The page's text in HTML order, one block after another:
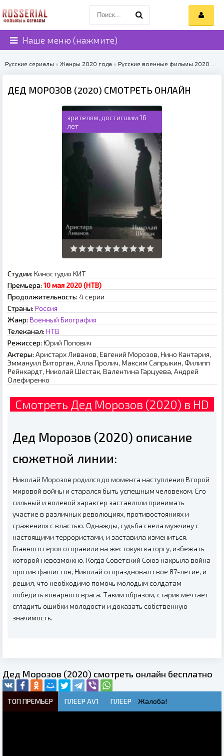
Наше меню (нажмите)
Русские сериалы » Жанры 2020 года » Русские военные фильмы 2020
ДЕД МОРОЗОВ (2020) СМОТРЕТЬ ОНЛАЙН
зрителям, достигшим 16
лет
Студии: Киностудия КИТ
Премьера: 10 мая 2020 (НТВ)
Продолжительность: 4 серии
Страны: Россия
Жанр: Военный Биография
Телеканал: НТВ
Режиссер: Юрий Попович
Актеры: Аристарх Ливанов, Евгений Морозов, Нино Кантария,
Эммануил Виторган, Алла Пролич, Максим Сапрыкин, Филипп
Рейнхардт, Николай Шестак, Валентина Гарцуева, Андрей
Олефиренко
Смотреть Дед Морозов (2020) в HD
Дед Морозов (2020) описание
сюжетной линии:
Николай Морозов родился до момента наступления Второй
мировой войны и старался быть успешным человеком. Его
сильный и волевой характер заставляли принимать
участие в различных революциях, противостояниях и
сражениях с властью. Однажды, судьба свела мужчину с
настоящими террористами, и заставила измениться.
Главного героя отправили на жестокую каторгу, избежать
которой невозможно. Когда Советский Союз накрыла война
против фашистов, Николай отпраздновал свое 87-летие, и
решил, что необходимо помочь молодым солдатам
победить коварного врага. Таким образом, старик мечтает
сгладить ошибки молодости и доказать собственную
значимость.
Дед Морозов (2020) смотреть онлайн бесплатно
ТОП ПРЕМЬЕР ПЛЕЕР AV1 ПЛЕЕР Жалоба!